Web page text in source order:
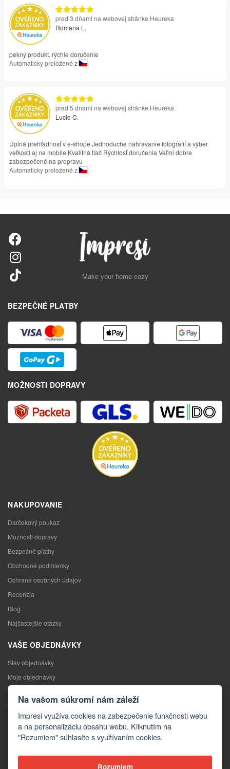
pred 3 dňami na webovej stránke Heureka
Romana L.
pekný produkt, rýchle doručenie
Automaticky preložené z
pred 5 dňami na webovej stránke Heureka
Lucie C.
Úplná prehľadnosť v e-shope Jednoduché nahrávanie fotografií a výber
veľkosti aj na mobile Kvalitná tlač Rýchlosť doručenia Veľmi dobre
zabezpečené na prepravu
Automaticky preložené z
Make your home cozy
BEZPEČNÉ PLATBY
MOŽNOSTI DOPRAVY
NAKUPOVANIE
Darčekový poukaz
Možnosti dopravy
Bezpečné platby
Obchodné podmienky
Ochrana osobných údajov
Recenzia
Blog
Najčastejšie otázky
VAŠE OBJEDNÁVKY
Stav objednávky
Moje objednávky
Výmena tovaru
Odstúpenie od kúpnej zmluvy
Reklamácia
KONTAKTY
Kontakty
Na vašom súkromí nám záleží
Impresi využíva cookies na zabezpečenie funkčnosti webu
a na personalizáciu obsahu webu. Kliknutím na
"Rozumiem" súhlasíte s využívaním cookies.
Rozumiem